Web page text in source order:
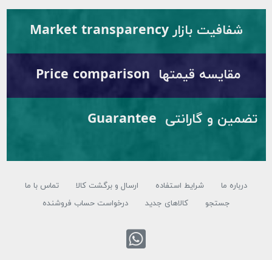
شفافیت بازار Market transparency
مقایسه قیمتها Price comparison
تضمین و گارانتی Guarantee
درباره ما شرایط استفاده ارسال و برگشت کالا
تماس با ما
جستجو
کالاهای جدید درخواست حساب فروشنده
تماس با واتس